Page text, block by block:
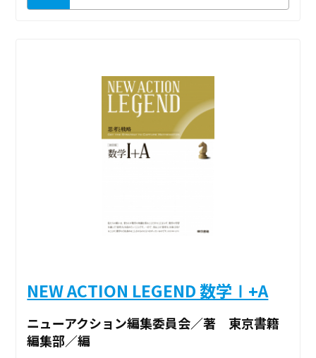
NEW ACTION LEGEND 数学Ⅰ+A
ニューアクション編集委員会／著 東京書籍
編集部／編